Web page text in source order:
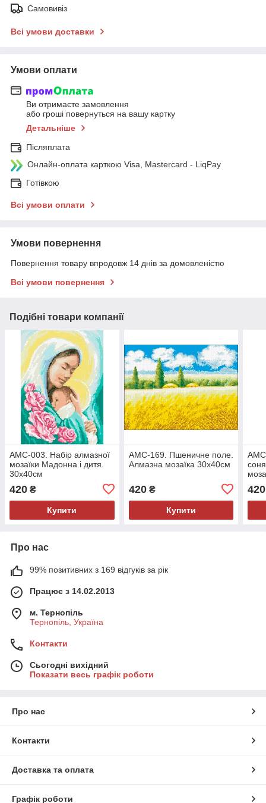
Самовивіз
Всі умови доставки
Умови оплати
Ви отримаєте замовлення
або гроші повернуться на вашу картку
Детальніше
Післяплата
Онлайн-оплата карткою Visa, Mastercard - LiqPay
Готівкою
Всі умови оплати
Умови повернення
Повернення товару впродовж 14 днів за домовленістю
Всі умови повернення
Подібні товари компанії
АМС-003. Набір алмазної
мозаїки Мадонна і дитя.
30х40см
420 ₴
Купити
АМС-169. Пшеничне поле.
Алмазна мозаїка 30х40см
420₴
Купити
420
Про нас
99% позитивних з 169 відгуків за рік
Працює з 14.02.2013
м. Тернопіль
Тернопіль, Україна
Контакти
Сьогодні вихідний
Показати весь графік роботи
Про нас
Контакти
Доставка та оплата
Графік роботи